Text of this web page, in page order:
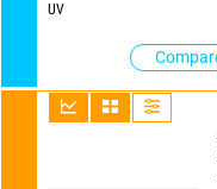
UV